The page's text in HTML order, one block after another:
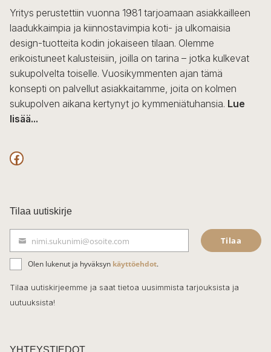
sivulla.
Yritys perustettiin vuonna 1981 tarjoamaan asiakkailleen
laadukkaimpia ja kiinnostavimpia koti- ja ulkomaisia
design-tuotteita kodin jokaiseen tilaan. Olemme
erikoistuneet kalusteisiin, joilla on tarina – jotka kulkevat
sukupolvelta toiselle. Vuosikymmenten ajan tämä
konsepti on palvellut asiakkaitamme, joita on kolmen
sukupolven aikana kertynyt jo kymmeniätuhansia. Lue
lisää...
F
c
e
b
o
o
k
Tilaa uutiskirje
ä
h
k
t
nimi.sukunimi@osoite.com Tilaa
Olen lukenut ja hyväksyn käyttöehdot.
Tilaa uutiskirjeemme ja saat tietoa uusimmista tarjouksista ja
uutuuksista!
YHTEYSTIEDOT